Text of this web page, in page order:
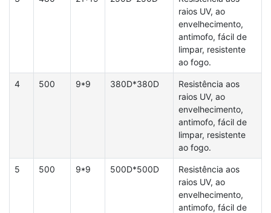
raios UV, ao
envelhecimento,
antimofo, fácil de
limpar, resistente
ao fogo.
4 500 9*9 380D*380D
Resistência aos
raios UV, ao
envelhecimento,
antimofo, fácil de
limpar, resistente
ao fogo.
5 500 9*9 500D*500D
Resistência aos
raios UV, ao
envelhecimento,
antimofo, fácil de